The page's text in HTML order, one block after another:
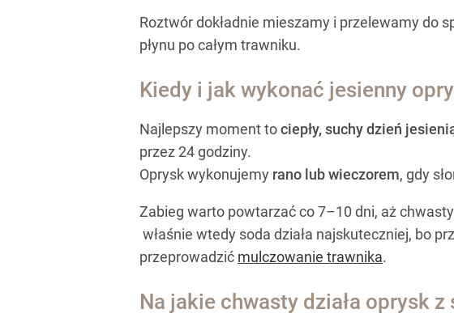
Roztwór dokładnie mieszamy i przelewamy do
płynu po całym trawniku.
Kiedy i jak wykonać jesienny
Najlepszy moment tociepły, suchy dzień
przez 24 godziny.
Oprysk wykonujemy rano lub wieczorem, gdy
Zabieg warto powtarzać co 7–10 dni, aż
właśnie wtedy soda działa najskuteczniej, bo
przeprowadzić mulczowanie trawnika.
Na jakie chwasty działa oprysk z